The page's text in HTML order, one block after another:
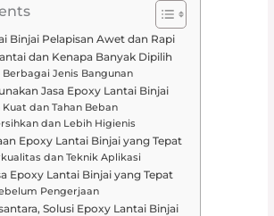
Binjai Pelapisan Awet dan Rapi
dan Kenapa Banyak Dipilih
Jenis Bangunan
Jasa Epoxy Lantai Binjai
dan Tahan Beban
dan Lebih Higienis
Epoxy Lantai Binjai yang Tepat
dan Teknik Aplikasi
Epoxy Lantai Binjai yang Tepat
Pengerjaan
Solusi Epoxy Lantai Binjai